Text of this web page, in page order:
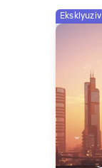
Eksklyuziv